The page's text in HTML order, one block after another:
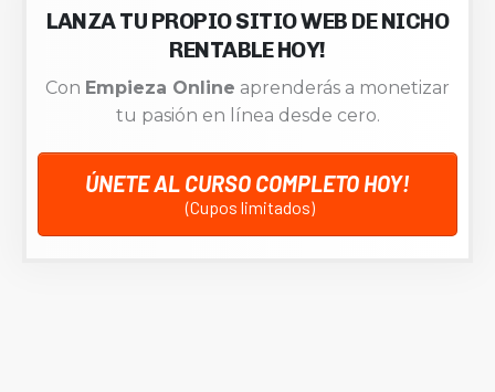
LANZA TU PROPIO SITIO WEB DE NICHO
RENTABLE HOY!
Con Empieza Online aprenderás a monetizar
tu pasión en línea desde cero.
ÚNETE AL CURSO COMPLETO HOY!
(Cupos limitados)